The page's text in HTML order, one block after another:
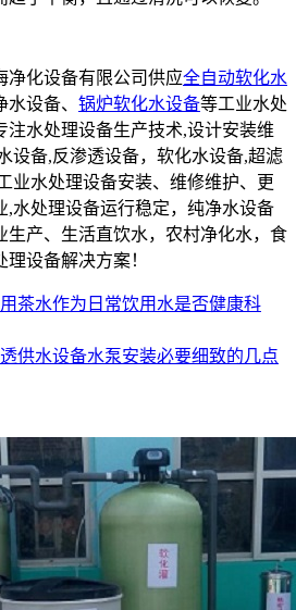
净化设备有限公司供应全自动软化水
设备、 锅炉软化水设备等工业水处
注水处理设备生产技术,设计安装维
设备,反渗透设备，软化水设备,超滤
业水处理设备安装、维修维护、更
,水处理设备运行稳定，纯净水设备
生产、生活直饮水，农村净化水，食
设备解决方案！
茶水作为日常饮用水是否健康科
供水设备水泵安装必要细致的几点